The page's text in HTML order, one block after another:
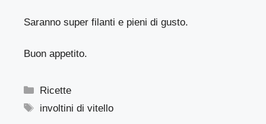
Saranno super filanti e pieni di gusto.
Buon appetito.
Categorie
Ricette
Tag
involtini di vitello